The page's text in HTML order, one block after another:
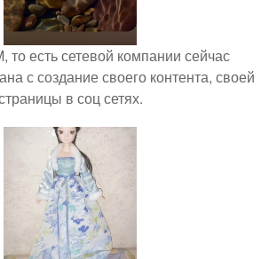
то есть сетевой компании сейчас
с создание своего контента, своей
в соц сетях.